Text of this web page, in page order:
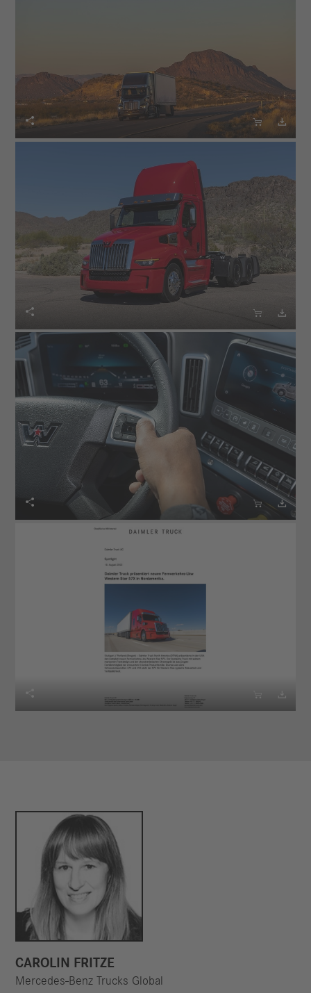
  
  
  
  
CAROLIN FRITZE
Mercedes-Benz Trucks Global